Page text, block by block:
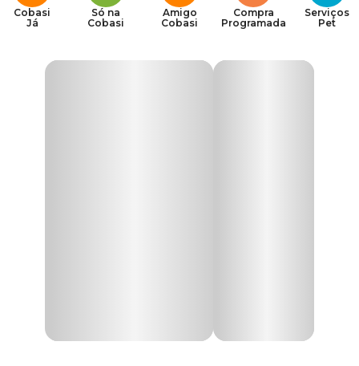
Cobasi
Já
Só na
Cobasi
Amigo
Cobasi
Compra
Programada
Serviços
Pet